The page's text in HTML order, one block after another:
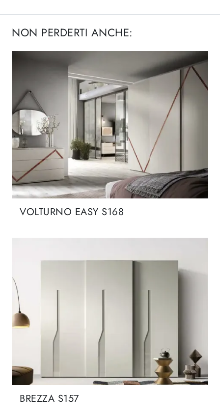
NON PERDERTI ANCHE:
VOLTURNO EASY S168
BREZZA S157